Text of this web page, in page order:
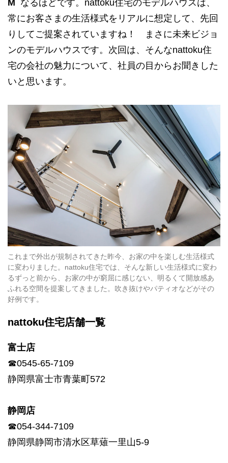
M なるほどです。nattoku住宅のモデルハウスは、
常にお客さまの生活様式をリアルに想定して、先回
りしてご提案されていますね！ まさに未来ビジョ
ンのモデルハウスです。次回は、そんなnattoku住
宅の会社の魅力について、社員の目からお聞きした
いと思います。
これまで外出が規制されてきた昨今、お家の中を楽しむ生活様式
に変わりました。nattoku住宅では、そんな新しい生活様式に変わ
るずっと前から、お家の中が窮屈に感じない、明るくて開放感あ
ふれる空間を提案してきました。吹き抜けやパティオなどがその
好例です。
nattoku住宅店舗一覧
富士店
☎0545-65-7109
静岡県富士市青葉町572
静岡店
☎054-344-7109
静岡県静岡市清水区草薙一里山5-9